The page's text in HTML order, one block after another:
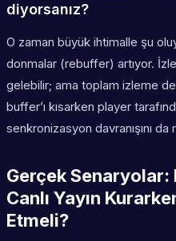
diyorsanız?
O zaman büyük ihtimalle şu
donmalar (rebuffer) artıyor.
gelebilir; ama toplam izleme
buffer’ı kısarken player
senkronizasyon davranışını
Gerçek Senaryolar:
Canlı Yayın
Etmeli?